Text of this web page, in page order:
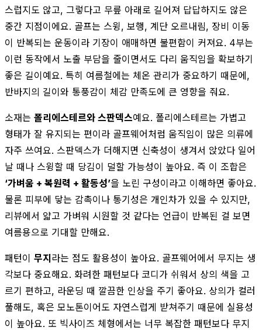
스럽지도 않고, 그렇다고 무릎 아래로 길어져 답답하지도 않은
중간 지점이에요. 골프는 스윙, 보행, 계단 오르내림, 장비 이동
이 반복되는 운동이라 기장이 애매하면 불편함이 커져요. 4부는
이런 동작에서 노출 부담을 줄이면서도 다리 움직임을 확보하기
좋은 길이예요. 특히 여름철에는 체온 관리가 중요하기 때문에,
반바지의 길이와 통풍감이 체감 만족도에 큰 영향을 줘요.
소재는 폴리에스테르와 스판덱스예요. 폴리에스테르는 가볍고
형태가 잘 유지되는 편이라 골프웨어처럼 움직임이 많은 의류에
자주 쓰여요. 스판덱스가 더해지면 신축성이 생겨서 앉았다 일어
날 때나 스윙할 때 당김이 덜할 가능성이 높아요. 즉 이 조합은
‘가벼움 + 복원력 + 활동성’을 노린 구성이라고 이해하면 좋아요.
물론 피부에 닿는 감촉이나 통기성은 개인차가 있을 수 있지만,
리뷰에서 얇고 가벼워 시원할 것 같다는 언급이 반복된 걸 보면
여름용으로 기대할 만해요.
패턴이 무지라는 점도 활용성이 높아요. 골프웨어에서 무지는 생
각보다 중요해요. 화려한 패턴보다 코디가 쉬워서 상의 색을 고
르기 편하고, 라운딩 때 깔끔한 인상을 주기 좋아요. 상의가 컬러
풀해도, 혹은 모노톤이어도 자연스럽게 받쳐주기 때문에 실용성
이 높아요. 또 빅사이즈 체형에서는 너무 복잡한 패턴보다 무지